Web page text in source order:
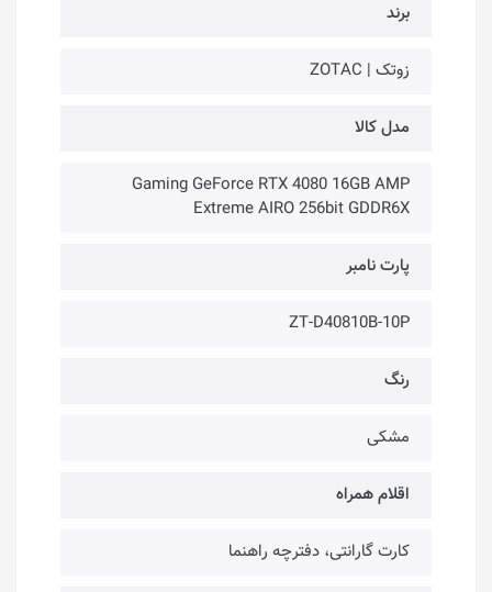
برند
زوتک | ZOTAC
مدل کالا
Gaming GeForce RTX 4080 16GB AMP
Extreme AIRO 256bit GDDR6X
پارت نامبر
ZT-D40810B-10P
رنگ
مشکی
اقلام همراه
کارت گارانتی، دفترچه راهنما